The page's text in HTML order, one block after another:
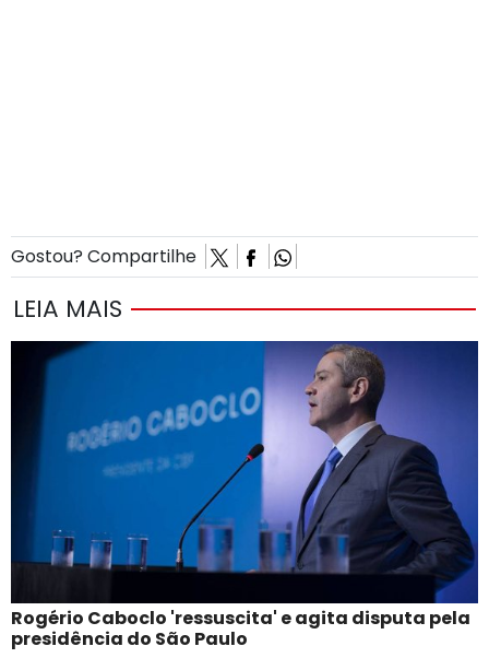
Gostou? Compartilhe
LEIA MAIS
Rogério Caboclo 'ressuscita' e agita disputa pela
presidência do São Paulo